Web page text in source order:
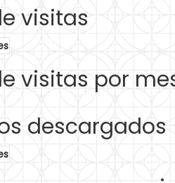
visitas
visitas por
descargados